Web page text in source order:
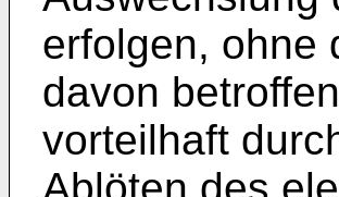
erfolgen, ohne
davon
vorteilhaft